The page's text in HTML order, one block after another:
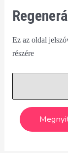
Ez az oldal
részére